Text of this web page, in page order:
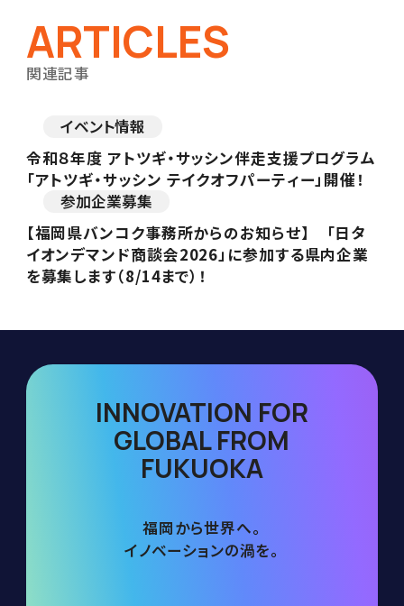
ARTICLES
関連記事
イベント情報
令和８年度 アトツギ・サッシン伴走支援プログラム
「アトツギ・サッシン テイクオフパーティー」開催！
参加企業募集
【福岡県バンコク事務所からのお知らせ】 「日タ
イオンデマンド商談会2026」に参加する県内企業
を募集します（8/14まで）！
INNOVATION FOR
GLOBAL FROM
FUKUOKA
福岡から世界へ。
イノベーションの渦を。